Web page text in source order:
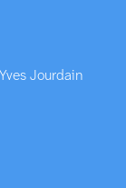
Jourdain